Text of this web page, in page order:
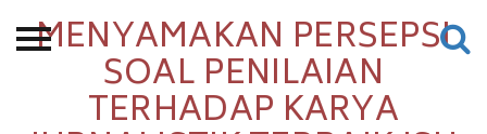
Beranda
Tentang
MENYAMAKAN PERSEPSI
SOAL PENILAIAN
TERHADAP KARYA